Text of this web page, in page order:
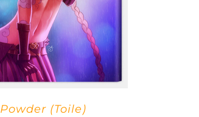
Powder (Toile)